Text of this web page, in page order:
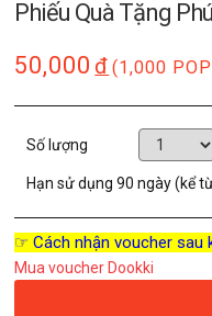
Phiếu Quà Tặng
50,000 đ (1,000 POP
Số lượng
Hạn sử dụng90 ngày (kể
☞ Cách nhận voucher sau
Mua voucher Dookki